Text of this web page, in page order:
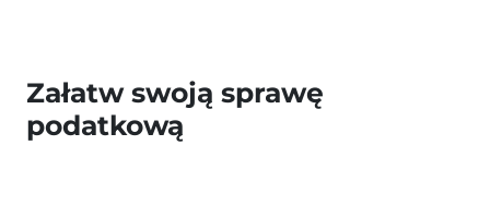
Załatw swoją sprawę
podatkową